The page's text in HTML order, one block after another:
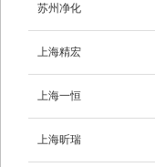
苏州净化
上海精宏
上海一恒
上海昕瑞